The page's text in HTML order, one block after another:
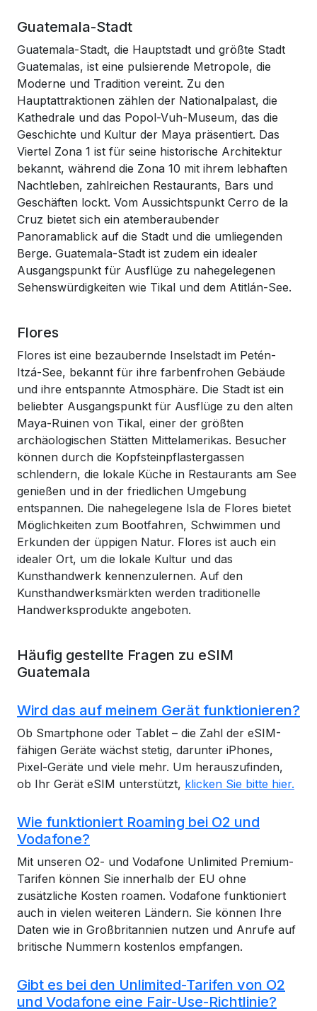
Guatemala-Stadt
Guatemala-Stadt, die Hauptstadt und größte Stadt
Guatemalas, ist eine pulsierende Metropole, die
Moderne und Tradition vereint. Zu den
Hauptattraktionen zählen der Nationalpalast, die
Kathedrale und das Popol-Vuh-Museum, das die
Geschichte und Kultur der Maya präsentiert. Das
Viertel Zona 1 ist für seine historische Architektur
bekannt, während die Zona 10 mit ihrem lebhaften
Nachtleben, zahlreichen Restaurants, Bars und
Geschäften lockt. Vom Aussichtspunkt Cerro de la
Cruz bietet sich ein atemberaubender
Panoramablick auf die Stadt und die umliegenden
Berge. Guatemala-Stadt ist zudem ein idealer
Ausgangspunkt für Ausflüge zu nahegelegenen
Sehenswürdigkeiten wie Tikal und dem Atitlán-See.
Flores
Flores ist eine bezaubernde Inselstadt im Petén-
Itzá-See, bekannt für ihre farbenfrohen Gebäude
und ihre entspannte Atmosphäre. Die Stadt ist ein
beliebter Ausgangspunkt für Ausflüge zu den alten
Maya-Ruinen von Tikal, einer der größten
archäologischen Stätten Mittelamerikas. Besucher
können durch die Kopfsteinpflastergassen
schlendern, die lokale Küche in Restaurants am See
genießen und in der friedlichen Umgebung
entspannen. Die nahegelegene Isla de Flores bietet
Möglichkeiten zum Bootfahren, Schwimmen und
Erkunden der üppigen Natur. Flores ist auch ein
idealer Ort, um die lokale Kultur und das
Kunsthandwerk kennenzulernen. Auf den
Kunsthandwerksmärkten werden traditionelle
Handwerksprodukte angeboten.
Häufig gestellte Fragen zu eSIM
Guatemala
Wird das auf meinem Gerät funktionieren?
Ob Smartphone oder Tablet – die Zahl der eSIM-
fähigen Geräte wächst stetig, darunter iPhones,
Pixel-Geräte und viele mehr. Um herauszufinden,
ob Ihr Gerät eSIM unterstützt, klicken Sie bitte hier.
Wie funktioniert Roaming bei O2 und
Vodafone?
Mit unseren O2- und Vodafone Unlimited Premium-
Tarifen können Sie innerhalb der EU ohne
zusätzliche Kosten roamen. Vodafone funktioniert
auch in vielen weiteren Ländern. Sie können Ihre
Daten wie in Großbritannien nutzen und Anrufe auf
britische Nummern kostenlos empfangen.
Gibt es bei den Unlimited-Tarifen von O2
und Vodafone eine Fair-Use-Richtlinie?